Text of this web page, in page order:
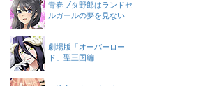
青春ブタ野郎はランドセ
ルガールの夢を見ない
劇場版「オーバーロー
ド」聖王国編